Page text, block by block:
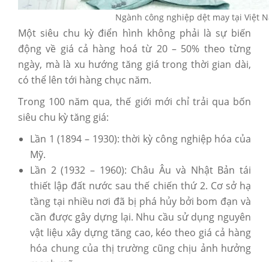
Ngành công nghiệp dệt may tại Việt
Một siêu chu kỳ điển hình không phải là sự biến
động về giá cả hàng hoá từ 20 – 50% theo từng
ngày, mà là xu hướng tăng giá trong thời gian dài,
có thể lên tới hàng chục năm.
Trong 100 năm qua, thế giới mới chỉ trải qua bốn
siêu chu kỳ tăng giá:
Lần 1 (1894 – 1930): thời kỳ công nghiệp hóa của
Mỹ.
Lần 2 (1932 – 1960): Châu Âu và Nhật Bản tái
thiết lập đất nước sau thế chiến thứ 2. Cơ sở hạ
tầng tại nhiều nơi đã bị phá hủy bởi bom đạn và
cần được gây dựng lại. Nhu cầu sử dụng nguyên
vật liệu xây dựng tăng cao, kéo theo giá cả hàng
hóa chung của thị trường cũng chịu ảnh hưởng